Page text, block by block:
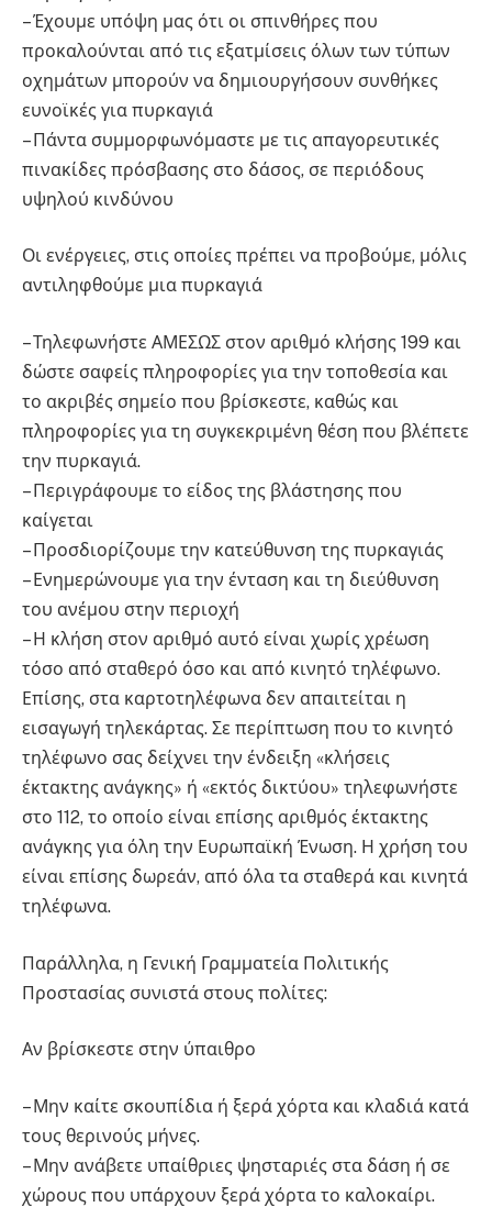
– Έχουμε υπόψη μας ότι οι σπινθήρες που
προκαλούνται από τις εξατμίσεις όλων των τύπων
οχημάτων μπορούν να δημιουργήσουν συνθήκες
ευνοϊκές για πυρκαγιά
– Πάντα συμμορφωνόμαστε με τις απαγορευτικές
πινακίδες πρόσβασης στο δάσος, σε περιόδους
υψηλού κινδύνου
Οι ενέργειες, στις οποίες πρέπει να προβούμε, μόλις
αντιληφθούμε μια πυρκαγιά
– Τηλεφωνήστε ΑΜΕΣΩΣ στον αριθμό κλήσης 199 και
δώστε σαφείς πληροφορίες για την τοποθεσία και
το ακριβές σημείο που βρίσκεστε, καθώς και
πληροφορίες για τη συγκεκριμένη θέση που βλέπετε
την πυρκαγιά.
– Περιγράφουμε το είδος της βλάστησης που
καίγεται
– Προσδιορίζουμε την κατεύθυνση της πυρκαγιάς
– Ενημερώνουμε για την ένταση και τη διεύθυνση
του ανέμου στην περιοχή
– Η κλήση στον αριθμό αυτό είναι χωρίς χρέωση
τόσο από σταθερό όσο και από κινητό τηλέφωνο.
Επίσης, στα καρτοτηλέφωνα δεν απαιτείται η
εισαγωγή τηλεκάρτας. Σε περίπτωση που το κινητό
τηλέφωνο σας δείχνει την ένδειξη «κλήσεις
έκτακτης ανάγκης» ή «εκτός δικτύου» τηλεφωνήστε
στο 112, το οποίο είναι επίσης αριθμός έκτακτης
ανάγκης για όλη την Ευρωπαϊκή Ένωση. Η χρήση του
είναι επίσης δωρεάν, από όλα τα σταθερά και κινητά
τηλέφωνα.
Παράλληλα, η Γενική Γραμματεία Πολιτικής
Προστασίας συνιστά στους πολίτες:
Αν βρίσκεστε στην ύπαιθρο
– Μην καίτε σκουπίδια ή ξερά χόρτα και κλαδιά κατά
τους θερινούς μήνες.
– Μην ανάβετε υπαίθριες ψησταριές στα δάση ή σε
χώρους που υπάρχουν ξερά χόρτα το καλοκαίρι.